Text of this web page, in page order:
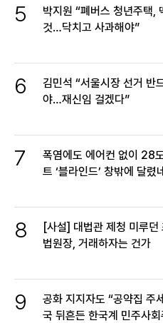
5
박지원 “폐버스 청년주택,
것…닥치고 사과해야”
6
김민석 “서울시장 선거 반
야…재신임 걸겠다”
7
폭염에도 에어컨 없이 28
트 ‘블라인드’ 창밖에 달렸네
8
[사설] 대법관 제청 미루던
법원장, 거래하자는 건가
9
공화 지지자도 “공약집 주
국 뒤흔든 한국계 민주사